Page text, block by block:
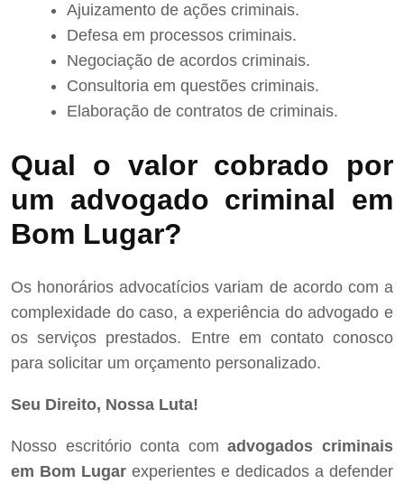
Ajuizamento de ações criminais.
Defesa em processos criminais.
Negociação de acordos criminais.
Consultoria em questões criminais.
Elaboração de contratos de criminais.
Qual o valor cobrado por
um advogado criminal em
Bom Lugar?
Os honorários advocatícios variam de acordo com a
complexidade do caso, a experiência do advogado e
os serviços prestados. Entre em contato conosco
para solicitar um orçamento personalizado.
Seu Direito, Nossa Luta!
Nosso escritório conta comadvogados criminais
em Bom Lugar experientes e dedicados a defender